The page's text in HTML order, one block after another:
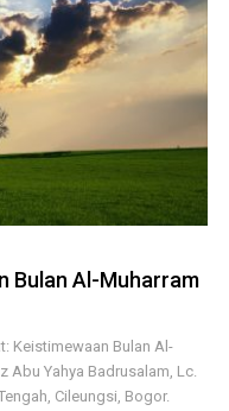
Bulan Al-Muharram
Keistimewaan Bulan Al-
Abu Yahya Badrusalam, Lc.
Cileungsi, Bogor.